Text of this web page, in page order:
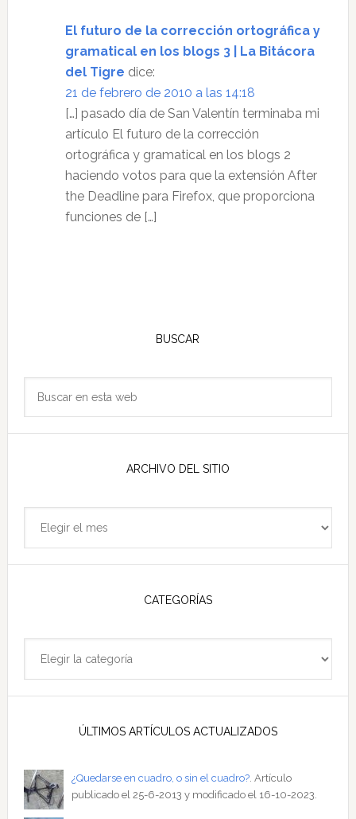
lectoresEl futuro de la corrección ortográfica y
gramatical en los blogs 3 | La Bitácora
del Tigre dice:
21 de febrero de 2010 a las 14:18
[…] pasado día de San Valentín terminaba mi
artículo El futuro de la corrección
ortográfica y gramatical en los blogs 2
haciendo votos para que la extensión After
the Deadline para Firefox, que proporciona
funciones de […]
principal
BUSCAR
ARCHIVO DEL SITIO
CATEGORÍAS
ÚLTIMOS ARTÍCULOS ACTUALIZADOS
¿Quedarse en cuadro, o sin el cuadro?. Artículo
publicado el 25-6-2013 y modificado el 16-10-2023.